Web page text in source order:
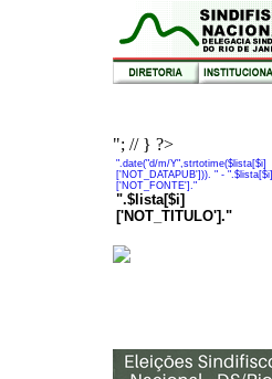
"; // } ?>
".date("d/m/Y",strtotime($lista[$i]
['NOT_DATAPUB'])). " - ".$lista[$i]
['NOT_FONTE']."
".$lista[$i]
['NOT_TITULO']."